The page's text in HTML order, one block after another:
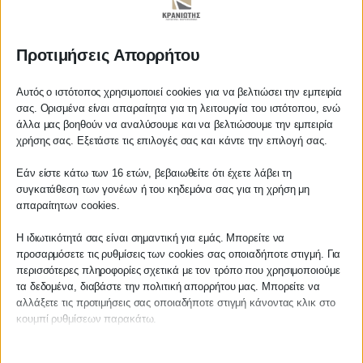
παραληφθούν τα προϊόντα, του χρήστη-καταναλωτή από τον
αποστολέα των αγαθών, ώστε να καθίσταται δυσχερής η άσκηση
των δικαιωμάτων που παρέχει η νομοθεσία στον καταναλωτή για
αγορές από το διαδίκτυο.
Με τα δεδομένα αυτά, η Γενική Γραμματεία Εμπορίου και
Προστασίας Καταναλωτή καλεί τους καταναλωτές να είναι
ιδιαίτερα προσεκτικοί στις συναλλαγές τους από μέσα κοινωνικής
δικτύωσης και εφιστά την προσοχή στις πληροφορίες που είναι
προμηθευτή.
Πιο συγκεκριμένα, συστήνει στους καταναλωτές να μην
προχωρούν σε συναλλαγή, εφόσον δεν ενημερώνονται για τα
Αγαπητέ πελάτη
Πριν προβείτε σε οποιαδήποτε
παραγγελία υπηρεσίας από την
ιστοσελίδα μας, παρακαλούμε
τηλεφωνικά στο27210 62510-529, είτε
μέσω email στο
info@services.kraniotis.grγια να
επιβεβαιώσουμε εάν μπορούμε να
αναλάβουμε την υπόθεση σας.
Προτιμήσεις Απορρήτου
Αυτός ο ιστότοπος χρησιμοποιεί cookies για να βελτιώσει την εμπειρία
σας. Ορισμένα είναι απαραίτητα για τη λειτουργία του ιστότοπου, ενώ
άλλα μας βοηθούν να αναλύσουμε και να βελτιώσουμε την εμπειρία
χρήσης σας. Εξετάστε τις επιλογές σας και κάντε την επιλογή σας.
Εάν είστε κάτω των 16 ετών, βεβαιωθείτε ότι έχετε λάβει τη
συγκατάθεση των γονέων ή του κηδεμόνα σας για τη χρήση μη
απαραίτητων cookies.
Η ιδιωτικότητά σας είναι σημαντική για εμάς. Μπορείτε να
προσαρμόσετε τις ρυθμίσεις των cookies σας οποιαδήποτε στιγμή. Για
περισσότερες πληροφορίες σχετικά με τον τρόπο που χρησιμοποιούμε
τα δεδομένα, διαβάστε την πολιτική απορρήτου μας. Μπορείτε να
αλλάξετε τις προτιμήσεις σας οποιαδήποτε στιγμή κάνοντας κλικ στο
κουμπί ρυθμίσεων παρακάτω.